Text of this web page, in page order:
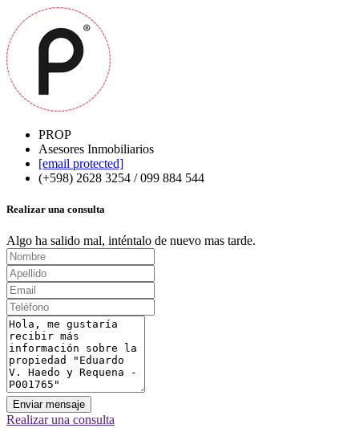
PROP
Asesores Inmobiliarios
[email protected]
(+598) 2628 3254 / 099 884 544
Realizar una consulta
Algo ha salido mal, inténtalo de nuevo mas tarde.
Enviar mensaje
Realizar una consulta